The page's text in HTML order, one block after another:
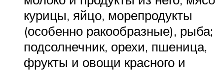
курицы, яйцо, морепродукты
(особенно ракообразные), рыба;
подсолнечник, орехи, пшеница,
фрукты и овощи красного и